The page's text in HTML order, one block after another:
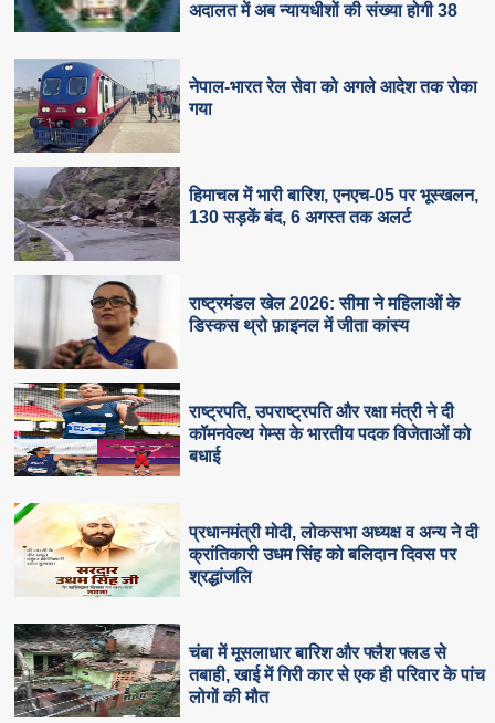
अदालत में अब न्यायधीशों की संख्या होगी 38
नेपाल-भारत रेल सेवा को अगले आदेश तक रोका
गया
हिमाचल में भारी बारिश, एनएच-05 पर भूस्खलन,
130 सड़कें बंद, 6 अगस्त तक अलर्ट
राष्ट्रमंडल खेल 2026: सीमा ने महिलाओं के
डिस्कस थ्रो फ़ाइनल में जीता कांस्य
राष्ट्रपति, उपराष्ट्रपति और रक्षा मंत्री ने दी
कॉमनवेल्थ गेम्स के भारतीय पदक विजेताओं को
बधाई
प्रधानमंत्री मोदी, लोकसभा अध्यक्ष व अन्य ने दी
क्रांतिकारी उधम सिंह को बलिदान दिवस पर
श्रद्धांजलि
चंबा में मूसलाधार बारिश और फ्लैश फ्लड से
तबाही, खाई में गिरी कार से एक ही परिवार के पांच
लोगों की मौत